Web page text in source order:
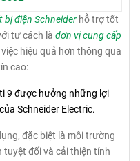
bị điện Schneider hỗ trợ tốt
tư cách là đơn vị cung cấp
hiệu quả hơn thông qua
cao:
9 được hưởng những lợi
Schneider Electric.
đặc biệt là môi trường
tuyệt đối và cải thiện tính